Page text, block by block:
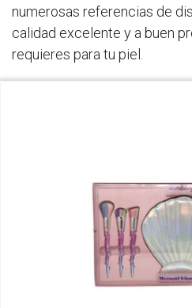
numerosas referencias de
calidad excelente y a buen
requieres para tu piel.